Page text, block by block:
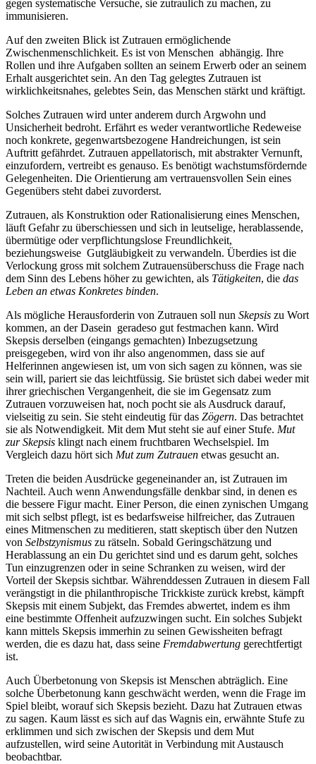
gegen systematische Versuche, sie zutraulich zu machen, zu
immunisieren.
Auf den zweiten Blick ist Zutrauen ermöglichende
Zwischenmenschlichkeit. Es ist von Menschen abhängig. Ihre
Rollen und ihre Aufgaben sollten an seinem Erwerb oder an seinem
Erhalt ausgerichtet sein. An den Tag gelegtes Zutrauen ist
wirklichkeitsnahes, gelebtes Sein, das Menschen stärkt und kräftigt.
Solches Zutrauen wird unter anderem durch Argwohn und
Unsicherheit bedroht. Erfährt es weder verantwortliche Redeweise
noch konkrete, gegenwartsbezogene Handreichungen, ist sein
Auftritt gefährdet. Zutrauen appellatorisch, mit abstrakter Vernunft,
einzufordern, vertreibt es genauso. Es benötigt wachstumsfördernde
Gelegenheiten. Die Orientierung am vertrauensvollen Sein eines
Gegenübers steht dabei zuvorderst.
Zutrauen, als Konstruktion oder Rationalisierung eines Menschen,
läuft Gefahr zu überschiessen und sich in leutselige, herablassende,
übermütige oder verpflichtungslose Freundlichkeit,
beziehungsweise Gutgläubigkeit zu verwandeln. Überdies ist die
Verlockung gross mit solchem Zutrauensüberschuss die Frage nach
dem Sinn des Lebens höher zu gewichten, als Tätigkeiten, die das
Leben an etwas Konkretes binden.
Als mögliche Herausforderin von Zutrauen soll nun Skepsis zu Wort
kommen, an der Dasein geradeso gut festmachen kann. Wird
Skepsis derselben (eingangs gemachten) Inbezugsetzung
preisgegeben, wird von ihr also angenommen, dass sie auf
Helferinnen angewiesen ist, um von sich sagen zu können, was sie
sein will, pariert sie das leichtfüssig. Sie brüstet sich dabei weder mit
ihrer griechischen Vergangenheit, die sie im Gegensatz zum
Zutrauen vorzuweisen hat, noch pocht sie als Ausdruck darauf,
vielseitig zu sein. Sie steht eindeutig für das Zögern. Das betrachtet
sie als Notwendigkeit. Mit dem Mut steht sie auf einer Stufe. Mut
zur Skepsis klingt nach einem fruchtbaren Wechselspiel. Im
Vergleich dazu hört sich Mut zum Zutrauen etwas gesucht an.
Treten die beiden Ausdrücke gegeneinander an, ist Zutrauen im
Nachteil. Auch wenn Anwendungsfälle denkbar sind, in denen es
die bessere Figur macht. Einer Person, die einen zynischen Umgang
mit sich selbst pflegt, ist es bedarfsweise hilfreicher, das Zutrauen
eines Mitmenschen zu meditieren, statt skeptisch über den Nutzen
von Selbstzynismus zu rätseln. Sobald Geringschätzung und
Herablassung an ein Du gerichtet sind und es darum geht, solches
Tun einzugrenzen oder in seine Schranken zu weisen, wird der
Vorteil der Skepsis sichtbar. Währenddessen Zutrauen in diesem Fall
verängstigt in die philanthropische Trickkiste zurück krebst, kämpft
Skepsis mit einem Subjekt, das Fremdes abwertet, indem es ihm
eine bestimmte Offenheit aufzuzwingen sucht. Ein solches Subjekt
kann mittels Skepsis immerhin zu seinen Gewissheiten befragt
werden, die es dazu hat, dass seine Fremdabwertung gerechtfertigt
ist.
Auch Überbetonung von Skepsis ist Menschen abträglich. Eine
solche Überbetonung kann geschwächt werden, wenn die Frage im
Spiel bleibt, worauf sich Skepsis bezieht. Dazu hat Zutrauen etwas
zu sagen. Kaum lässt es sich auf das Wagnis ein, erwähnte Stufe zu
erklimmen und sich zwischen der Skepsis und dem Mut
aufzustellen, wird seine Autorität in Verbindung mit Austausch
beobachtbar.